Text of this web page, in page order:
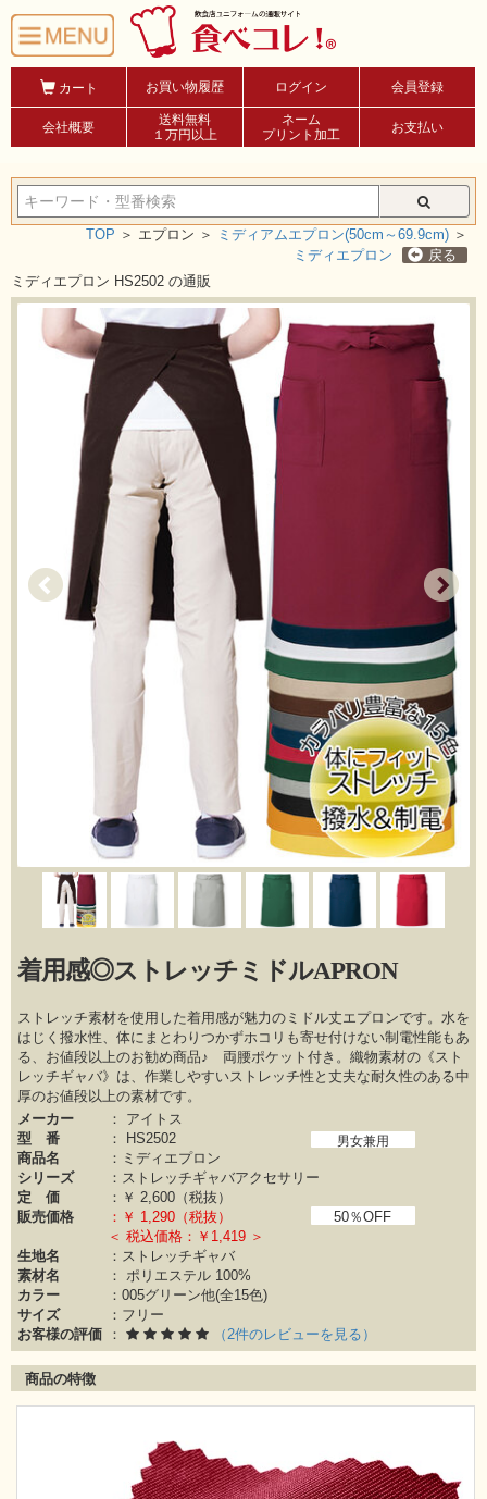
カート お買い物履歴 ログイン 会員登録
会社概要
送料無料
１万円以上
ネーム
プリント加工
お支払い
TOP ＞ エプロン ＞ ミディアムエプロン(50cm～69.9cm) ＞
ミディエプロン
戻る
ミディエプロン HS2502 の通販
着用感◎ストレッチミドルAPRON
ストレッチ素材を使用した着用感が魅力のミドル丈エプロンです。水を
はじく撥水性、体にまとわりつかずホコリも寄せ付けない制電性能もあ
る、お値段以上のお勧め商品♪ 両腰ポケット付き。織物素材の《スト
レッチギャバ》は、作業しやすいストレッチ性と丈夫な耐久性のある中
厚のお値段以上の素材です。
メーカー
：
アイトス
型 番
： HS2502 男女兼用
商品名
：ミディエプロン
シリーズ
： ストレッチギャバアクセサリー
定 価
：￥2,600（税抜）
販売価格
：￥ 1,290（税抜）
50％OFF
＜ 税込価格：￥1,419 ＞
生地名
：ストレッチギャバ
素材名
：ポリエステル 100%
カラー
：005グリーン他(全15色)
サイズ
：フリー
お客様の評価
： （2件のレビューを見る）
商品の特徴